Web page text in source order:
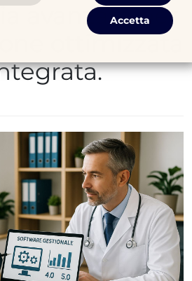
avanzata per
ottimizzata
Accetta